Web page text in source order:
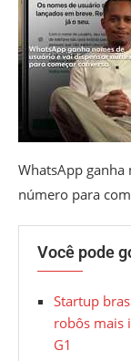
WhatsApp ganha
número para
Você pode
Startup
robôs mais
G1